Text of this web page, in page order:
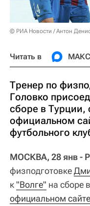
© РИА Новости / Антон
Читать в МАКС
Тренер по
Головко
сборе в Турции,
официальном
футбольного
МОСКВА, 28 янв -
физподготовке
к"Волге" на сборе
официальном